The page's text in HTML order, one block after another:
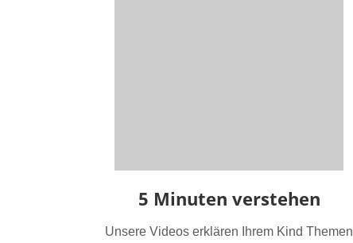
5 Minuten verstehen
Unsere Videos erklären Ihrem Kind Themen